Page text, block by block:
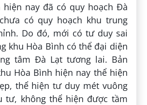
hiện nay đã có quy hoạch Đà
có quy hoạch khu trung
Do đó, mới có tư duy sai
khu Hòa Bình có thể đại diện
tâm Đà Lạt tương lai. Bản
Hòa Bình hiện nay thể hiện
thể hiện tư duy mét vuông
tư, không thể hiện được tầm